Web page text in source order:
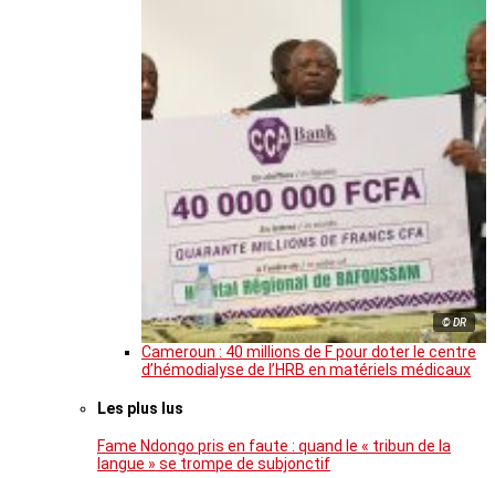
© DR
Cameroun : 40 millions de F pour doter le centre
d’hémodialyse de l’HRB en matériels médicaux
Les plus lus
Fame Ndongo pris en faute : quand le « tribun de la
langue » se trompe de subjonctif